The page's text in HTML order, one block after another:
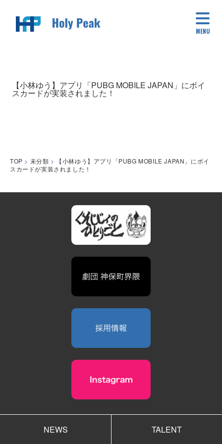
MENU
TOP > 未分類 >
【小林ゆう】アプリ「PUBG MOBILE JAPAN」にボイ
スカードが実装されました！
【小林ゆう】アプリ「PUBG MOBILE JAPAN」にボイ
スカードが実装されました！
NEWS TALENT